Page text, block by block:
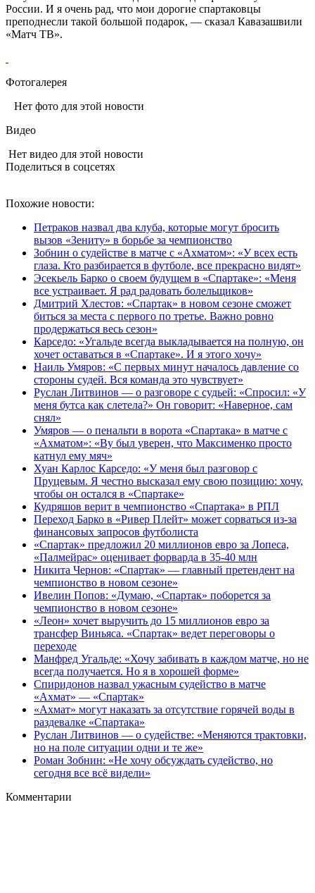
России. И я очень рад, что мои дорогие спартаковцы
преподнесли такой большой подарок, — сказал Кавазашвили
«Матч ТВ».
Фотогалерея
Нет фото для этой новости
Видео
Нет видео для этой новости
Поделиться в соцсетях
Похожие новости:
Петраков назвал два клуба, которые могут бросить
вызов «Зениту» в борьбе за чемпионство
Зобнин о судействе в матче с «Ахматом»: «У всех есть
глаза. Кто разбирается в футболе, все прекрасно видят»
Эсекьель Барко о своем будущем в «Спартаке»: «Меня
все устраивает. Я рад радовать болельщиков»
Дмитрий Хлестов: «Спартак» в новом сезоне сможет
биться за места с первого по третье. Важно ровно
продержаться весь сезон»
Карседо: «Угальде всегда выкладывается на полную, он
хочет оставаться в «Спартаке». И я этого хочу»
Наиль Умяров: «С первых минут началось давление со
стороны судей. Вся команда это чувствует»
Руслан Литвинов — о разговоре с судьей: «Спросил: «У
меня бутса как слетела?» Он говорит: «Наверное, сам
снял»
Умяров — о пенальти в ворота «Спартака» в матче с
«Ахматом»: «Ву был уверен, что Максименко просто
катнул ему мяч»
Хуан Карлос Карседо: «У меня был разговор с
Пруцевым. Я честно высказал ему свою позицию: хочу,
чтобы он остался в «Спартаке»
Кудряшов верит в чемпионство «Спартака» в РПЛ
Переход Барко в «Ривер Плейт» может сорваться из‑за
финансовых запросов футболиста
«Спартак» предложил 20 миллионов евро за Лопеса,
«Палмейрас» оценивает форварда в 35-40 млн
Никита Чернов: «Спартак» — главный претендент на
чемпионство в новом сезоне»
Ивелин Попов: «Думаю, «Спартак» поборется за
чемпионство в новом сезоне»
«Леон» хочет выручить до 15 миллионов евро за
трансфер Виньяса. «Спартак» ведет переговоры о
переходе
Манфред Угальде: «Хочу забивать в каждом матче, но не
всегда получается. Но я в хорошей форме»
Спиридонов назвал ужасным судейство в матче
«Ахмат» — «Спартак»
«Ахмат» могут наказать за отсутствие горячей воды в
раздевалке «Спартака»
Руслан Литвинов — о судействе: «Меняются трактовки,
но на поле ситуации одни и те же»
Роман Зобнин: «Не хочу обсуждать судейство, но
сегодня все всё видели»
Комментарии